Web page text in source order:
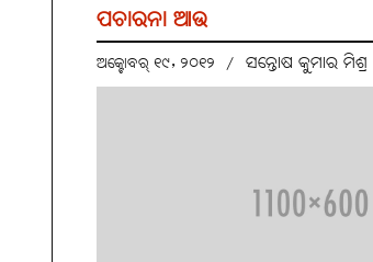
ପଚାରନା ଆଉ
ଅକ୍ଟୋବର୍ ୧୯, ୨୦୧୨ / ସନ୍ତୋଷ କୁମାର ମିଶ୍ର